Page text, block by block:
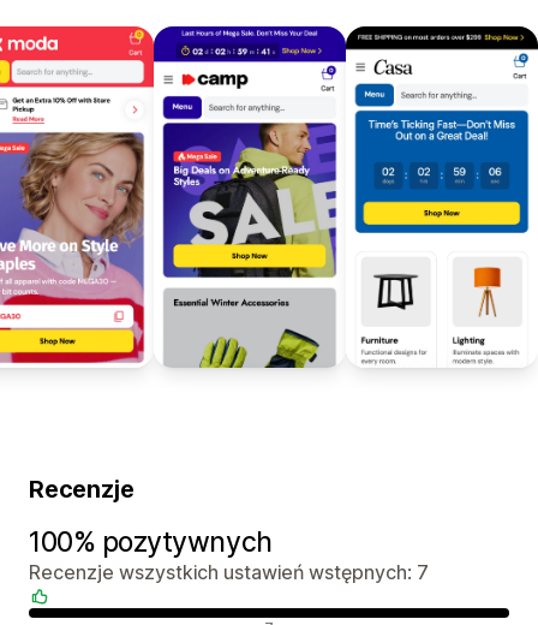
Recenzje
100% pozytywnych
Recenzje wszystkich ustawień wstępnych: 7